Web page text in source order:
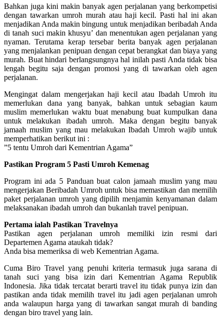
Bahkan juga kini makin banyak agen perjalanan yang berkompetisi
dengan tawarkan umroh murah atau haji kecil. Pasti hal ini akan
menjadikan Anda makin bingung untuk menjadikan beribadah Anda
di tanah suci makin khusyu’ dan menentukan agen perjalanan yang
nyaman. Terutama kerap tersebar berita banyak agen perjalanan
yang menjalankan penipuan dengan cepat berangkat dan biaya yang
murah. Buat hindari berlangsungnya hal inilah pasti Anda tidak bisa
lengah begitu saja dengan promosi yang di tawarkan oleh agen
perjalanan.
Mengingat dalam mengerjakan haji kecil atau Ibadah Umroh itu
memerlukan dana yang banyak, bahkan untuk sebagian kaum
muslim memerlukan waktu buat menabung buat kumpulkan dana
untuk melakukan ibadah umroh. Maka dengan begitu banyak
jamaah muslim yang mau melakukan Ibadah Umroh wajib untuk
memperhatikan berikut ini :
”5 tentu Umroh dari Kementrian Agama”
Pastikan Program 5 Pasti Umroh Kemenag
Program ini ada 5 Panduan buat calon jamaah muslim yang mau
mengerjakan Beribadah Umroh untuk bisa memastikan dan memilih
paket perjalanan umroh yang dipilih menjamin kenyamanan dalam
melaksanakan ibadah umroh dan bukanlah travel penipuan.
Pertama ialah Pastikan Travelnya
Pastikan agen perjalanan umroh memiliki izin resmi dari
Departemen Agama ataukah tidak?
Anda bisa memeriksa di web Kementrian Agama.
Cuma Biro Travel yang penuhi kriteria termasuk juga sarana di
tanah suci yang bisa izin dari Kementrian Agama Republik
Indonesia. Jika tidak tercatat berarti travel itu tidak punya izin dan
pastikan anda tidak memilih travel itu jadi agen perjalanan umroh
anda walaupun harga yang di tawarkan sangat murah di banding
dengan biro travel yang lain.